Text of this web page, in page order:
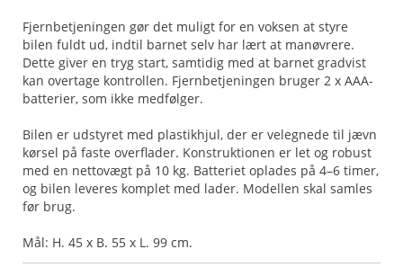
Fjernbetjeningen gør det muligt for en voksen at styre
bilen fuldt ud, indtil barnet selv har lært at manøvrere.
Dette giver en tryg start, samtidig med at barnet gradvist
kan overtage kontrollen. Fjernbetjeningen bruger 2 x AAA-
batterier, som ikke medfølger.
Bilen er udstyret med plastikhjul, der er velegnede til jævn
kørsel på faste overflader. Konstruktionen er let og robust
med en nettovægt på 10 kg. Batteriet oplades på 4–6 timer,
og bilen leveres komplet med lader. Modellen skal samles
før brug.
Mål: H. 45 x B. 55 x L. 99 cm.